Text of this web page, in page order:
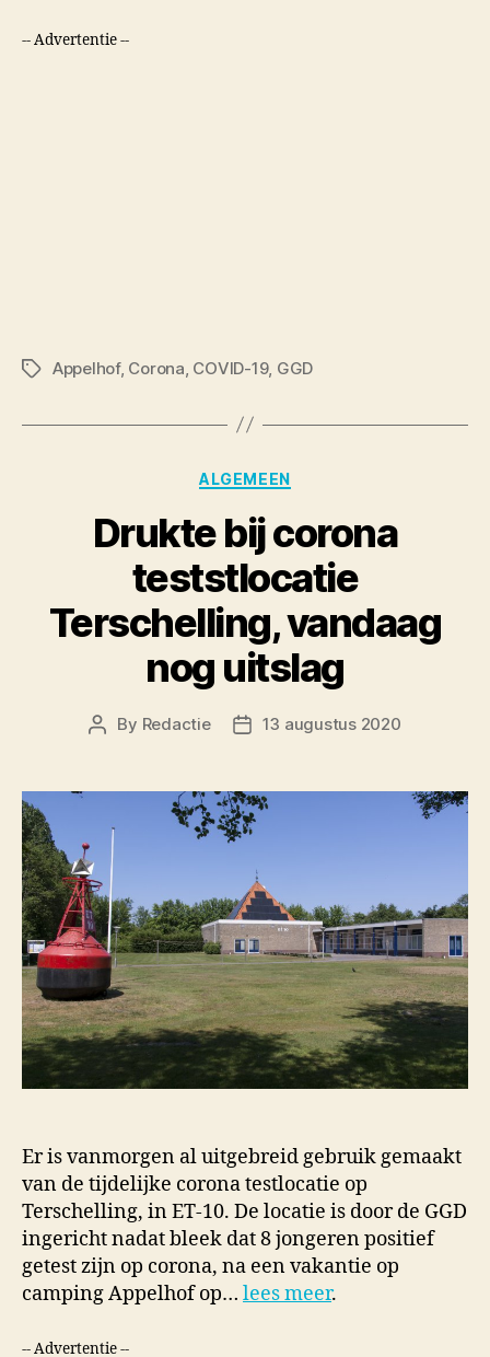
-- Advertentie --
TagsAppelhof, Corona COVID-19, GGD
Categories
ALGEMEEN
Drukte bij corona
teststlocatie
Terschelling, vandaag
nog uitslag
Post
By Redactie
Post13 augustus 2020
Er is vanmorgen al uitgebreid gebruik gemaakt
van de tijdelijke corona testlocatie op
Terschelling, in ET-10. De locatie is door de GGD
ingericht nadat bleek dat 8 jongeren positief
getest zijn op corona, na een vakantie op
camping Appelhof op… lees meer.
-- Advertentie --